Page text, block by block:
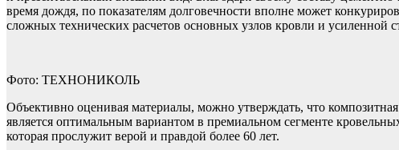
время дождя, по показателям долговечности вполне может
сложных технических расчетов основных узлов кровли и усиленной
Фото: ТЕХНОНИКОЛЬ
Объективно оценивая материалы, можно утверждать, что
является оптимальным вариантом в премиальном сегменте
которая прослужит верой и правдой более 60 лет.